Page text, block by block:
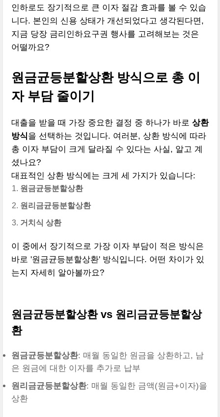
인하로도 장기적으로 큰 이자 절감 효과를 볼 수 있습
니다. 본인의 신용 상태가 개선되었다고 생각된다면,
지금 당장 금리인하요구권 행사를 고려해보는 것은
어떨까요?
원금균등분할상환 방식으로 총 이
자 부담 줄이기
대출을 받을 때 가장 중요한 결정 중 하나가 바로 상환
방식을 선택하는 것입니다. 여러분, 상환 방식에 따라
총 이자 부담이 크게 달라질 수 있다는 사실, 알고 계
셨나요?
대표적인 상환 방식에는 크게 세 가지가 있습니다:
원금균등분할상환
원리금균등분할상환
거치식 상환
이 중에서 장기적으로 가장 이자 부담이 적은 방식은
바로 '원금균등분할상환' 방식입니다. 어떤 차이가 있
는지 자세히 알아볼까요?
원금균등분할상환 vs 원리금균등분할상
환
원금균등분할상환: 매월 동일한 원금을 상환하고, 남
은 원금에 대한 이자를 추가로 납부
원리금균등분할상환: 매월 동일한 금액(원금+이자)을
상환